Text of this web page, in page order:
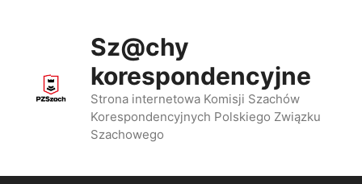
Sz@chy
korespondencyjne
Strona internetowa Komisji Szachów
Korespondencyjnych Polskiego Związku
Szachowego